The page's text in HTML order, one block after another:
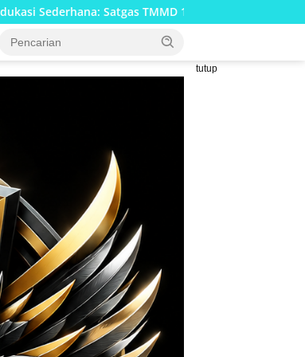
129 Bojonegoro Membangun Kesadaran dan
tutup